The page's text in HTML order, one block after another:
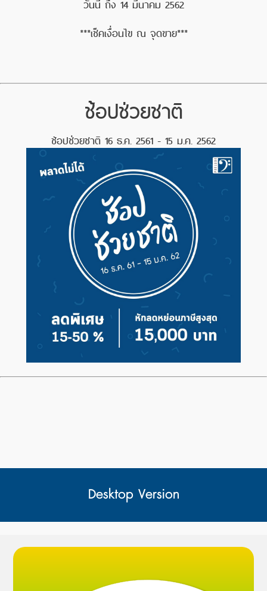
วันนี้ ถึง 14 มีนาคม 2562
***เช็คเงื่อนไข ณ จุดขาย***
ช้อปช่วยชาติ
ช้อปช่วยชาติ 16 ธ.ค. 2561 - 15 ม.ค. 2562
Desktop Version